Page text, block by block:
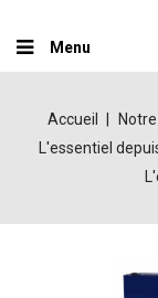
Menu
Accueil
L'essentiel